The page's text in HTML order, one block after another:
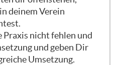
deinem Verein
nicht fehlen und
und geben Dir
Umsetzung.